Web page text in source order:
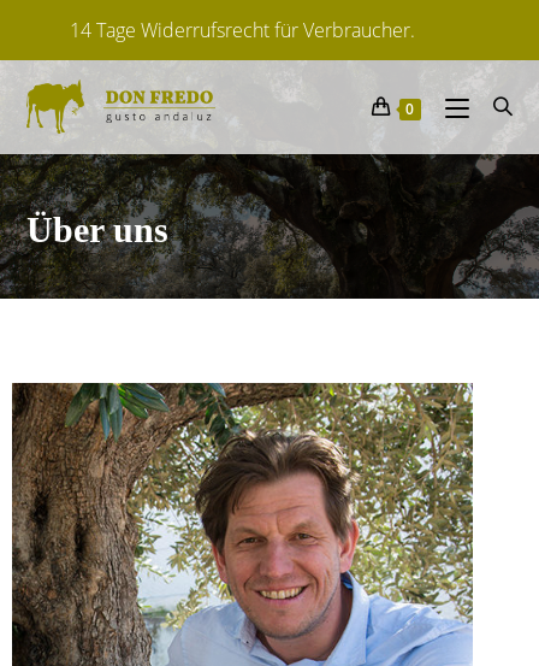
Lieferfrist: ca. 2-6 Tage
Von spanischen Herstellern
14 Tage Widerrufsrecht für Verbraucher.
0
Über uns